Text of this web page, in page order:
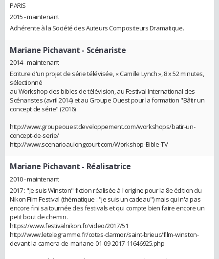
PARIS
2015 - maintenant
Adhérente à la Société des Auteurs Compositeurs Dramatique.
Mariane Pichavant - Scénariste
2014 - maintenant
Ecriture d'un projet de série télévisée, « Camille Lynch », 8 x 52 minutes,
sélectionné
au Workshop des bibles de télévision, au Festival International des
Scénaristes (avril 2014) et au Groupe Ouest pour la formation "Bâtir un
concept de série" (2016)
http://www.groupeouestdeveloppement.com/workshops/batir-un-
concept-de-serie/
http://www.scenarioaulongcourt.com/Workshop-Bible-TV
Mariane Pichavant - Réalisatrice
2010 - maintenant
2017 : "Je suis Winston" fiction réalisée à l'origine pour la 8e édition du
Nikon Film Festival (thématique : "je suis un cadeau") mais qui n'a pas
encore fini sa tournée des festivals et qui compte bien faire encore un
petit bout de chemin.
https://www.festivalnikon.fr/video/2017/51
http://www.letelegramme.fr/cotes-darmor/saint-brieuc/film-winston-
devant-la-camera-de-mariane-01-09-2017-11646925.php